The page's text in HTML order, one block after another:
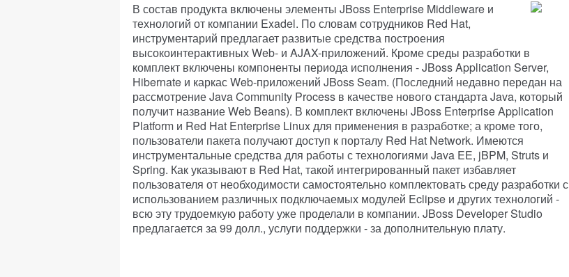
В состав продукта включены элементы JBoss Enterprise Middleware и
технологий от компании Exadel. По словам сотрудников Red Hat,
инструментарий предлагает развитые средства построения
высокоинтерактивных Web- и AJAX-приложений. Кроме среды разработки в
комплект включены компоненты периода исполнения - JBoss Application Server,
Hibernate и каркас Web-приложений JBoss Seam. (Последний недавно передан на
рассмотрение Java Community Process в качестве нового стандарта Java, который
получит название Web Beans). В комплект включены JBoss Enterprise Application
Platform и Red Hat Enterprise Linux для применения в разработке; а кроме того,
пользователи пакета получают доступ к порталу Red Hat Network. Имеются
инструментальные средства для работы с технологиями Java EE, jBPM, Struts и
Spring. Как указывают в Red Hat, такой интегрированный пакет избавляет
пользователя от необходимости самостоятельно комплектовать среду разработки с
использованием различных подключаемых модулей Eclipse и других технологий -
всю эту трудоемкую работу уже проделали в компании. JBoss Developer Studio
предлагается за 99 долл., услуги поддержки - за дополнительную плату.